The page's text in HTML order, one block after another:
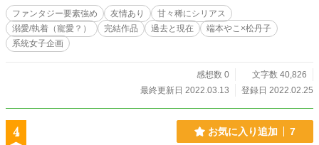
い。 ※コラボ作品はタグよりご覧ください。 同一世界のキャラクターが登場
する先行作品をご覧いただけますとよりお楽しみいただけると思います。
ファンタジー要素強め 友情あり
甘々稀にシリアス
溺愛/執着（寵愛？）
完結作品 過去と現在
端本やこ×松丹子
系統女子企画
感想数 0
文字数 40,826
最終更新日 2022.03.13
登録日 2022.02.25
4 お気に入り追加 7